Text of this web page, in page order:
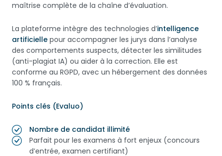
maîtrise complète de la chaîne d’évaluation.
La plateforme intègre des technologies d’intelligence
artificielle pour accompagner les jurys dans l’analyse
des comportements suspects, détecter les similitudes
(anti-plagiat IA) ou aider à la correction. Elle est
conforme au RGPD, avec un hébergement des données
100 % français.
Points clés (Evaluo)
Nombre de candidat illimité
Parfait pour les examens à fort enjeux (concours
d’entrée, examen certifiant)